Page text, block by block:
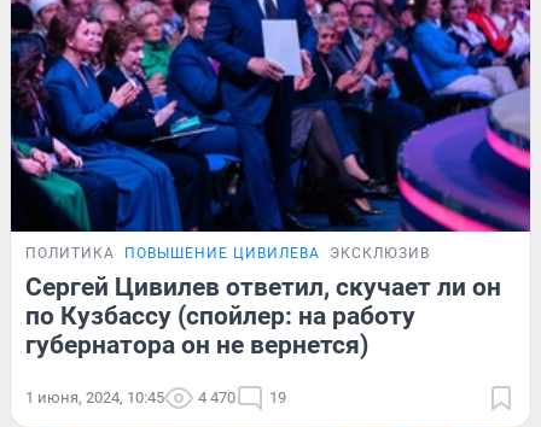
ПОЛИТИКА ПОВЫШЕНИЕ ЦИВИЛЕВА ЭКСКЛЮЗИВ
Сергей Цивилев ответил, скучает ли он
по Кузбассу (спойлер: на работу
губернатора он не вернется)
1 июня, 2024, 10:45 4 470 19